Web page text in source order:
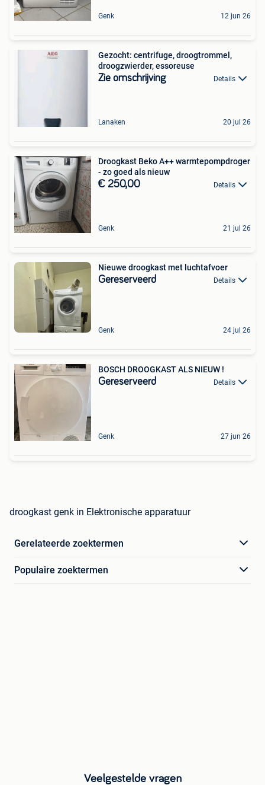
Genk 12 jun 26
Gezocht: centrifuge, droogtrommel,
droogzwierder, essoreuse
Zie omschrijving Details
Lanaken 20 jul 26
Droogkast Beko A++ warmtepompdroger
- zo goed als nieuw
€ 250,00 Details
Genk 21 jul 26
Nieuwe droogkast met luchtafvoer
Gereserveerd Details
Genk 24 jul 26
BOSCH DROOGKAST ALS NIEUW !
Gereserveerd Details
Genk 27 jun 26
droogkast genk in Elektronische apparatuur
Gerelateerde zoektermen
Populaire zoektermen
Veelgestelde vragen